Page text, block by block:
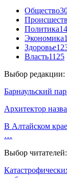
Общество
Политика
Экономика
Здоровье
Власть1125
Выбор редакции:
Барнаульский
Архитектор
В Алтайском
…
Выбор читателей: